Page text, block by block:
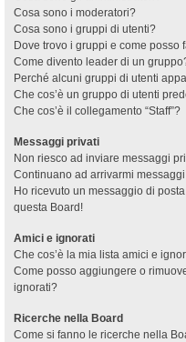
Cosa sono i moderatori?
Cosa sono i gruppi di utenti?
Dove trovo i gruppi e come posso
Come divento leader di un
Perché alcuni gruppi di utenti
Che cos’è un gruppo di utenti
Che cos’è il collegamento “Staff”?
Messaggi privati
Non riesco ad inviare messaggi
Continuano ad arrivarmi
Ho ricevuto un messaggio di
questa Board!
Amici e ignorati
Che cos’è la mia lista amici e
Come posso aggiungere o
ignorati?
Ricerche nella Board
Come si fanno le ricerche nella